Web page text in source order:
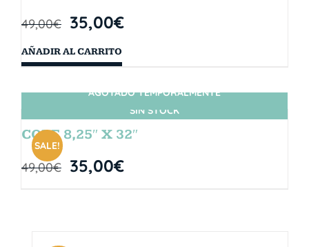
49,00€ 35,00€
AÑADIR AL CARRITO
SIN STOCK
SALE!
AGOTADO TEMPORALMENTE
CORE 8,25″ X 32″
49,00€ 35,00€